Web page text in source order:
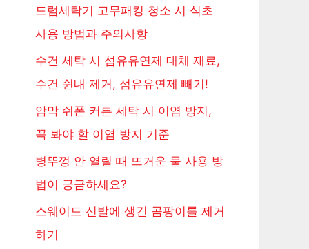
드럼세탁기 고무패킹 청소 시 식초
사용 방법과 주의사항
수건 세탁 시 섬유유연제 대체 재료,
수건 쉰내 제거, 섬유유연제 빼기!
암막 쉬폰 커튼 세탁 시 이염 방지,
꼭 봐야 할 이염 방지 기준
병뚜껑 안 열릴 때 뜨거운 물 사용 방
법이 궁금하세요?
스웨이드 신발에 생긴 곰팡이를 제거
하기